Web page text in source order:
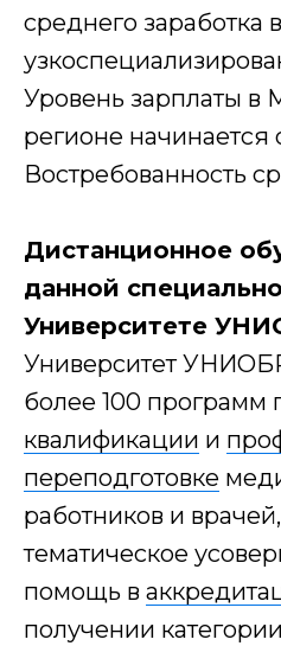
среднего заработка
Уровень зарплаты в
регионе начинается
Востребованность
Дистанционное
данной
Университете
Университет
более 100 программ
квалификации и
переподготовке
работников и
тематическое
помощь в
получении